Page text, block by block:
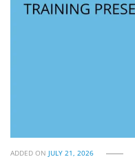
ADDED ON JULY 21, 2026